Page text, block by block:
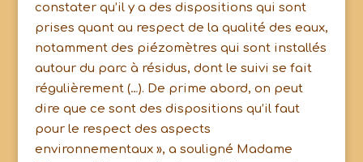
constater qu’il y a des dispositions qui sont
prises quant au respect de la qualité des eaux,
notamment des piézomètres qui sont installés
autour du parc à résidus, dont le suivi se fait
régulièrement (…). De prime abord, on peut
dire que ce sont des dispositions qu’il faut
pour le respect des aspects
environnementaux », a souligné Madame